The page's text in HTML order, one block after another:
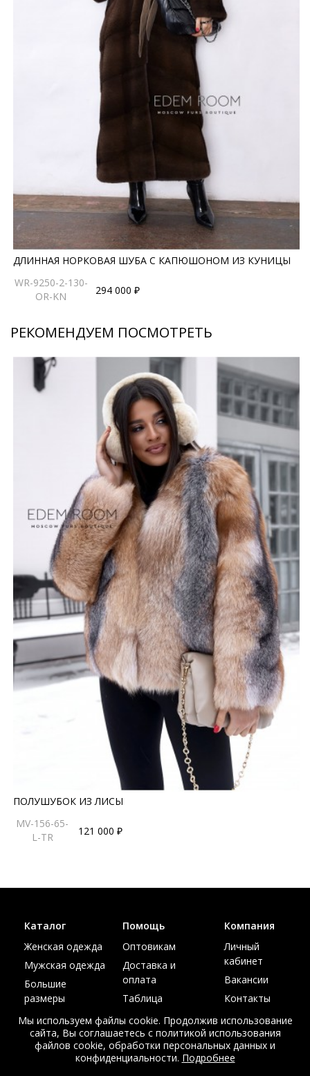
*описание несет информационный характер, состав и
правила ухода могут быть изменены производителем
ДЛИННАЯ НОРКОВАЯ ШУБА С КАПЮШОНОМ ИЗ КУНИЦЫ
WR-9250-2-130-
OR-KN
294 000 ₽
РЕКОМЕНДУЕМ ПОСМОТРЕТЬ
ПОЛУШУБОК ИЗ ЛИСЫ
MV-156-65-
L-TR
121 000 ₽
Каталог
Женская одежда
Мужская одежда
Большие
размеры
Акции
Помощь
Оптовикам
Доставка и
оплата
Таблица
Компания
Личный
кабинет
Вакансии
Контакты
Мы используем файлы cookie. Продолжив использование
сайта, Вы соглашаетесь с политикой использования
файлов cookie, обработки персональных данных и
конфиденциальности. Подробнее